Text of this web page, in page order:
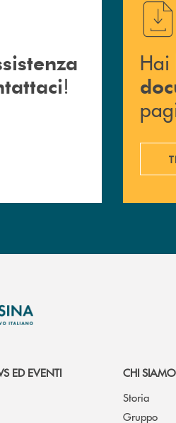
? Contattaci !
!
Hai
Hai
ED EVENTI
CHI SIAMO
Storia
Gruppo